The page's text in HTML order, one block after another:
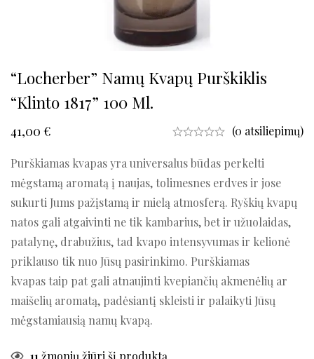
“Locherber” Namų Kvapų Purškiklis
“Klinto 1817” 100 Ml.
41,00 € (0 atsiliepimų)
Purškiamas kvapas yra universalus būdas perkelti
mėgstamą aromatą į naujas, tolimesnes erdves ir jose
sukurti Jums pažįstamą ir mielą atmosferą. Ryškių kvapų
natos gali atgaivinti ne tik kambarius, bet ir užuolaidas,
patalynę, drabužius, tad kvapo intensyvumas ir kelionė
priklauso tik nuo Jūsų pasirinkimo. Purškiamas
kvapas taip pat gali atnaujinti kvepiančių akmenėlių ar
maišelių aromatą, padėsiantį skleisti ir palaikyti Jūsų
mėgstamiausią namų kvapą.
11 žmonių žiūri šį produktą